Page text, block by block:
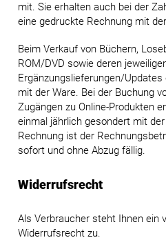
mit. Sie erhalten auch bei der
eine gedruckte Rechnung mit
Beim Verkauf von Büchern,
ROM/DVD sowie deren
Ergänzungslieferungen/
mit der Ware. Bei der Buchung
Zugängen zu Online-Produkten
einmal jährlich gesondert mit
Rechnung ist der
sofort und ohne Abzug fällig.
Widerrufsrecht
Als Verbraucher steht Ihnen ein
Widerrufsrecht zu.